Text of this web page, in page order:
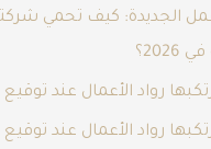
الجديدة: كيف تحمي